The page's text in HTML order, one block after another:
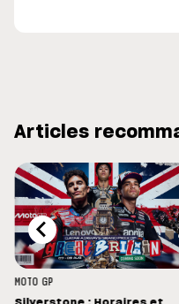
Articles
MOTO GP